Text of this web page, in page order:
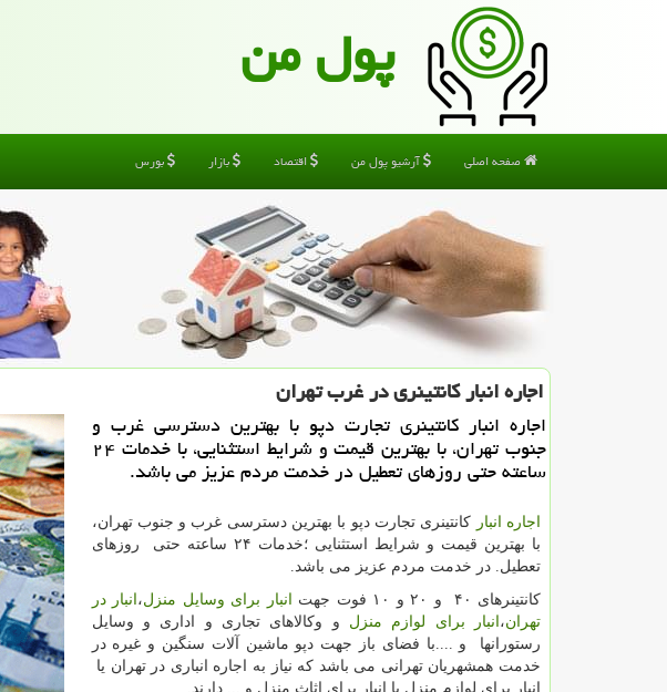
پول من
صفحه اصلی آرشیو پول من اقتصاد بازار بورس
اجاره انبار كانتینری در غرب تهران
اجاره انبار كانتینری تجارت دپو با بهترین دسترسی غرب و
جنوب تهران، با بهترین قیمت و شرایط استثنایی، با خدمات ۲۴
ساعته حتی روزهای تعطیل در خدمت مردم عزیز می باشد.
اجاره انبار كانتینری تجارت دپو با بهترین دسترسی غرب و جنوب تهران،
با بهترین قیمت و شرایط استثنایی ؛خدمات ۲۴ ساعته حتی روزهای
تعطیل. در خدمت مردم عزیز می باشد.
کانتینرهای ۴۰ و ۲۰ و ۱۰ فوت جهت
انبار برای وسایل منزل، انبار در
تهران، انبار برای لوازم منزل و وکالاهای تجاری و اداری و وسایل
رستورانها و ....با فضای باز جهت دپو ماشین آلات سنگین و غیره در
خدمت همشهریان تهرانی می باشد که نیاز به اجاره انباری در تهران یا
انبار برای لوازم منزل یا انبار برای اثاث منزل و ... دارند.